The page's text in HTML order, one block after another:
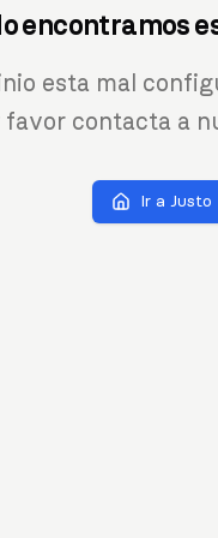
encontramos
esta mal
favor contacta a
Ir a Justo